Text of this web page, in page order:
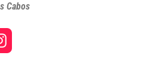
Cabos